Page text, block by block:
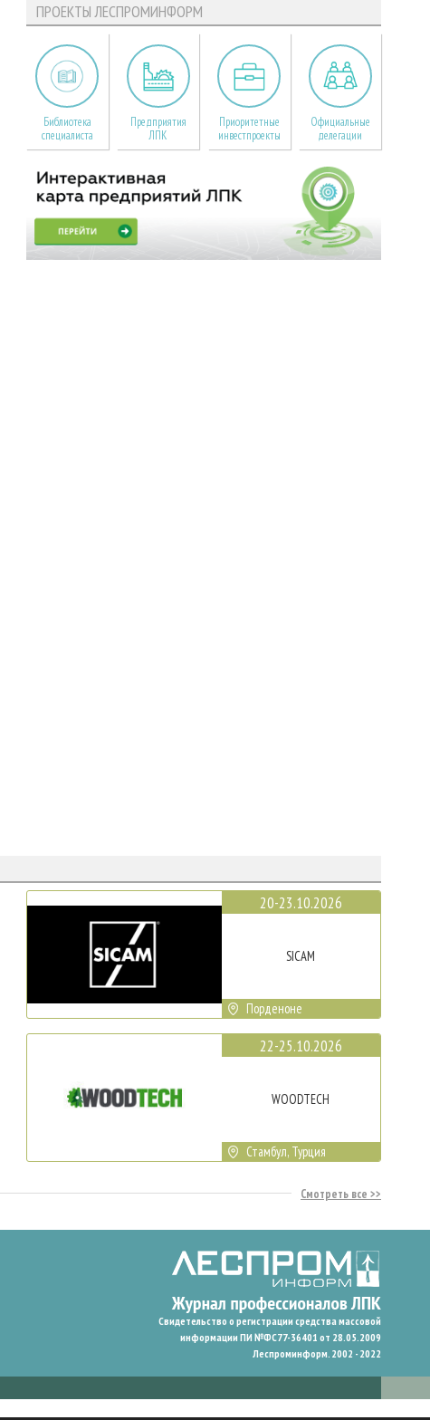
ПРОЕКТЫ ЛЕСПРОМИНФОРМ
Библиотека
специалиста
Предприятия
ЛПК
Приоритетные
инвестпроекты
Официальные
делегации
20-23.10.2026
SICAM
Порденоне
22-25.10.2026
WOODTECH
Стамбул, Турция
Смотреть все
Свидетельство о регистрации средства массовой
информации ПИ №ФС77-36401 от 28.05.2009
Леспроминформ. 2002 - 2022